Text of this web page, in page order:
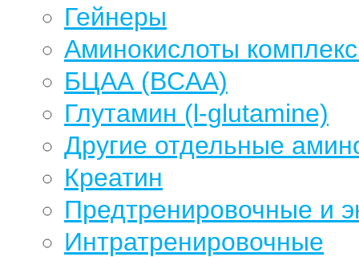
Гейнеры
Аминокислоты
БЦАА (BCAA)
Глутамин (l-glutamine)
Другие отдельные
Креатин
Предтренировочные и
Интратренировочные